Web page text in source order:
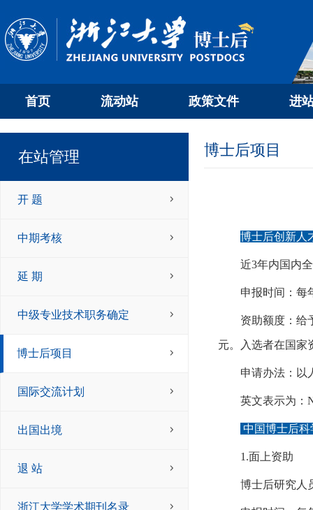
首页 流动站 政策文件 进
在站管理
开 题
中期考核
延 期
中级专业技术职务确定
博士后项目
国际交流计划
出国出境
退 站
浙江大学学术期刊名录
博士后项目
博士后创新人
近3年内国内
申报时间： 每
资助额度： 给
元。入选者在国家
申请办法： 以
英文表示为：
中国博士后科
1 .面上资助
博士后研究人